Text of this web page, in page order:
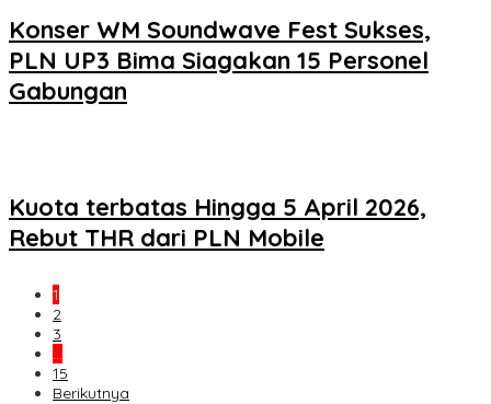
Konser WM Soundwave Fest Sukses,
PLN UP3 Bima Siagakan 15 Personel
Gabungan
Kuota terbatas Hingga 5 April 2026,
Rebut THR dari PLN Mobile
1
2
3
…
15
Berikutnya